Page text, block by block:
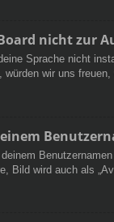
nicht zur
Sprache nicht
wir uns
Bild wird auch als